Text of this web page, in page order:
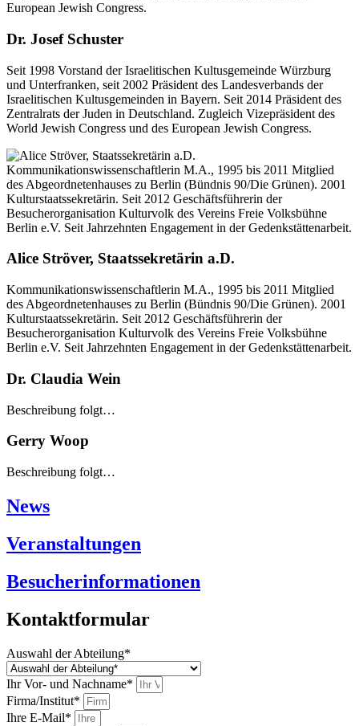
Dr. Josef Schuster
Seit 1998 Vorstand der Israelitischen Kultusgemeinde Würzburg
und Unterfranken, seit 2002 Präsident des Landesverbands der
Israelitischen Kultusgemeinden in Bayern. Seit 2014 Präsident des
Zentralrats der Juden in Deutschland. Zugleich Vizepräsident des
World Jewish Congress und des European Jewish Congress.
Alice Ströver, Staatssekretärin a.D.
Kommunikationswissenschaftlerin M.A., 1995 bis 2011 Mitglied
des Abgeordnetenhauses zu Berlin (Bündnis 90/Die Grünen). 2001
Kulturstaatssekretärin. Seit 2012 Geschäftsführerin der
Besucherorganisation Kulturvolk des Vereins Freie Volksbühne
Berlin e.V. Seit Jahrzehnten Engagement in der Gedenkstättenarbeit.
Dr. Claudia Wein
Beschreibung folgt…
Gerry Woop
Beschreibung folgt…
News
Veranstaltungen
Besucherinformationen
Kontaktformular
Auswahl der Abteilung*
Ihr Vor- und Nachname*
Firma/Institut*
Ihre E-Mail*